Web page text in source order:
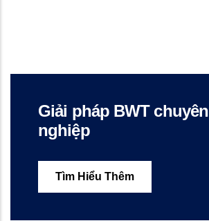
Giải pháp BWT chuyên
nghiệp
Tìm Hiểu Thêm